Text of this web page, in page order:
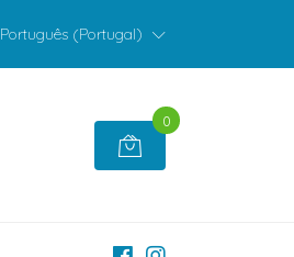
Português (Portugal)
0